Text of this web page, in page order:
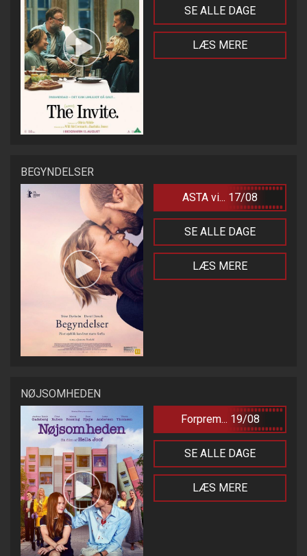
SE ALLE DAGE
LÆS MERE
BEGYNDELSER
ASTA vi... 17/08
SE ALLE DAGE
LÆS MERE
NØJSOMHEDEN
Forprem... 19/08
SE ALLE DAGE
LÆS MERE